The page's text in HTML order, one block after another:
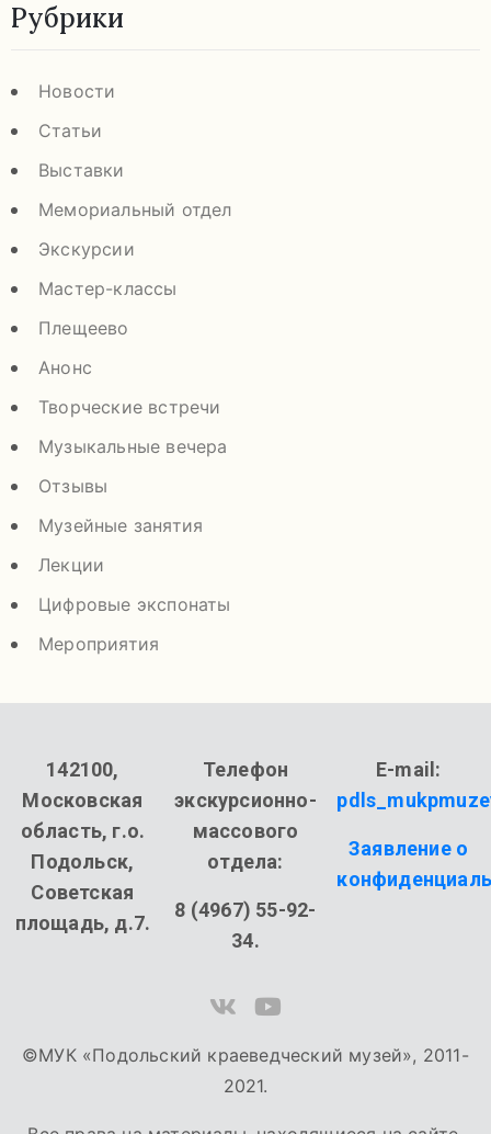
Рубрики
Новости
Статьи
Выставки
Мемориальный отдел
Экскурсии
Мастер-классы
Плещеево
Анонс
Творческие встречи
Музыкальные вечера
Отзывы
Музейные занятия
Лекции
Цифровые экспонаты
Мероприятия
142100,
Московская
область, г.о.
Подольск,
Советская
площадь, д.7.
Телефон
экскурсионно-
массового
отдела:
8 (4967) 55-92-
34.
E-mail:
Заявление о
©МУК «Подольский краеведческий музей», 2011-
2021.